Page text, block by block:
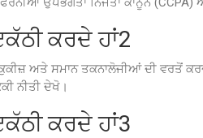
ਕਰਦੇ ਹਾਂ2
ਅਤੇ ਸਮਾਨ ਤਕਨਾਲੋਜੀਆਂ ਦੀ ਵਰਤੋਂ
ਨੀਤੀ ਦੇਖੋ।
ਕਰਦੇ ਹਾਂ3